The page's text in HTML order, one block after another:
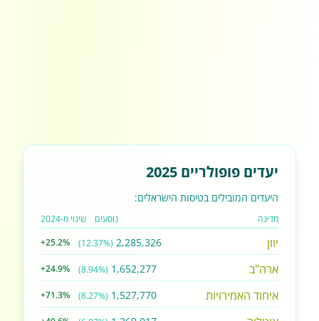
יעדים פופולריים 2025
היעדים המובילים בטיסות הישראלים:
מדינה נוסעים שינוי מ-2024
יוון 2,285,326
(12.37%)
+25.2%
ארה"ב 1,652,277
(8.94%)
+24.9%
איחוד האמירויות 1,527,770
(8.27%)
+71.3%